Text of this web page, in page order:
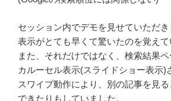
セッション内でデモを見せていただ
表示がとても早くて驚いたのを覚えて
また、それだけではなく、検索結果
カルーセル表示(スライドショー表示)
スワイプ動作により、別の記事を見
できたりもしていました。